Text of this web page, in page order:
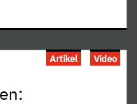
sich jemand, der
Etiketten
neben denen die
– waren erstaunlich
also, nur daß jetzt
durch den
Artikel Video